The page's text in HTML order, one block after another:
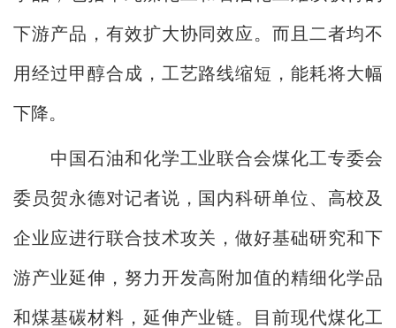
下游产品，有效扩大协同效应。而且二者均不
用经过甲醇合成，工艺路线缩短，能耗将大幅
下降。
中国石油和化学工业联合会煤化工专委会
委员贺永德对记者说，国内科研单位、高校及
企业应进行联合技术攻关，做好基础研究和下
游产业延伸，努力开发高附加值的精细化学品
和煤基碳材料，延伸产业链。目前现代煤化工